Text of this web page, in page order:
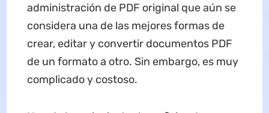
administración de PDF original que aún se
considera una de las mejores formas de
crear, editar y convertir documentos PDF
de un formato a otro. Sin embargo, es muy
complicado y costoso.